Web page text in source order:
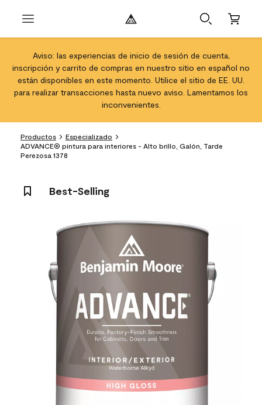
Aviso: las experiencias de inicio de sesión de cuenta,
inscripción y carrito de compras en nuestro sitio en español no
están disponibles en este momento. Utilice el sitio de EE. UU.
para realizar transacciones hasta nuevo aviso. Lamentamos los
inconvenientes.
Productos
Especializado
ADVANCE® pintura para interiores - Alto brillo, Galón, Tarde
Perezosa 1378
Best-Selling